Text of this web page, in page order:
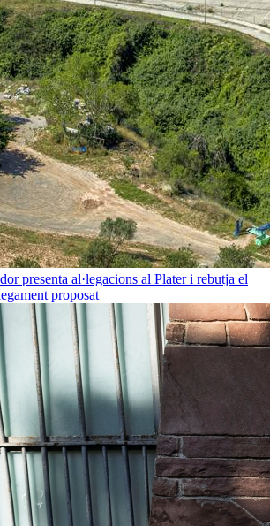
presenta al·legacions al Plater i rebutja el
proposat